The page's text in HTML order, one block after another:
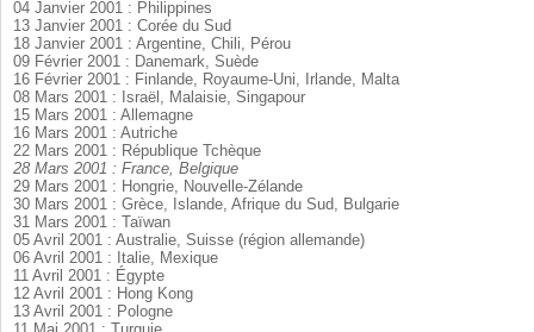
04 Janvier 2001 : Philippines
13 Janvier 2001 : Corée du Sud
18 Janvier 2001 : Argentine, Chili, Pérou
09 Février 2001 : Danemark, Suède
16 Février 2001 : Finlande, Royaume-Uni, Irlande, Malta
08 Mars 2001 : Israël, Malaisie, Singapour
15 Mars 2001 : Allemagne
16 Mars 2001 : Autriche
28 Mars 2001 : France, Belgique
29 Mars 2001 : Hongrie, Nouvelle-Zélande
30 Mars 2001 : Grèce, Islande, Afrique du Sud, Bulgarie
31 Mars 2001 : Taïwan
05 Avril 2001 : Australie, Suisse (région allemande)
06 Avril 2001 : Italie, Mexique
11 Avril 2001 : Égypte
12 Avril 2001 : Hong Kong
13 Avril 2001 : Pologne